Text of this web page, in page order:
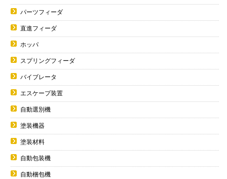
パーツフィーダ
直進フィーダ
ホッパ
スプリングフィーダ
バイブレータ
エスケープ装置
自動選別機
塗装機器
塗装材料
自動包装機
自動梱包機